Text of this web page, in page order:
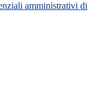
amministrativi di